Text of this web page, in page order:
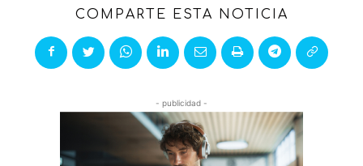
COMPARTE ESTA NOTICIA
- publicidad -